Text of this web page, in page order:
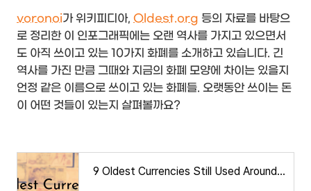
voronoi가 위키피디아, Oldest.org 등의 자료를 바탕으
로 정리한 이 인포그래픽에는 오랜 역사를 가지고 있으면서
도 아직 쓰이고 있는 10가지 화폐를 소개하고 있습니다. 긴
역사를 가진 만큼 그때와 지금의 화폐 모양에 차이는 있을지
언정 같은 이름으로 쓰이고 있는 화폐들. 오랫동안 쓰이는 돈
이 어떤 것들이 있는지 살펴볼까요?
9 Oldest Currencies Still Used Around the World - Oldest.org